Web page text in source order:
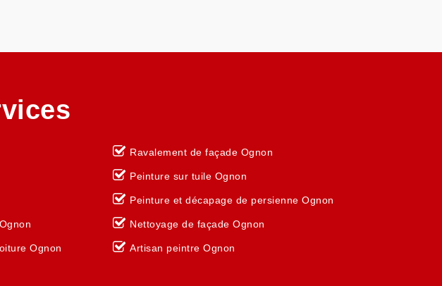
Ognon
Ravalement de façade Ognon
Peinture sur tuile Ognon
Peinture et décapage de persienne Ognon
Nettoyage de façade Ognon
Artisan peintre Ognon